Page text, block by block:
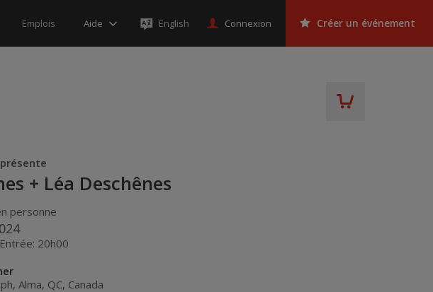
Emplois Aide English Connexion Créer un événement
+ Léa Deschênes
personne
20h00
,Alma, QC, Canada